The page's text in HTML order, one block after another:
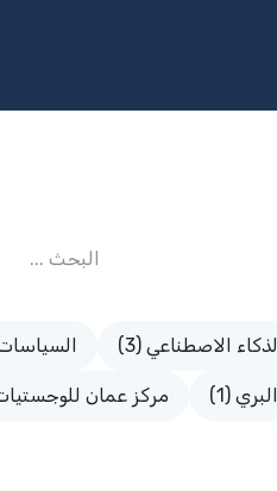
الاصطناعي (3) السياسات
(1) مركز عمان للوجستيات